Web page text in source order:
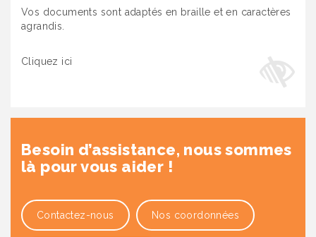
Vos documents sont adaptés en braille et en caractères
agrandis.
Cliquez ici
Besoin d’assistance, nous sommes
là pour vous aider !
Contactez-nous Nos coordonnées